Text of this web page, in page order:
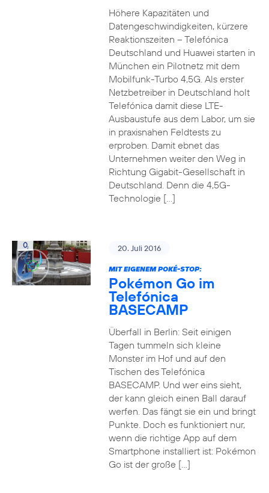
Höhere Kapazitäten und
Datengeschwindigkeiten, kürzere
Reaktionszeiten – Telefónica
Deutschland und Huawei starten in
München ein Pilotnetz mit dem
Mobilfunk-Turbo 4,5G. Als erster
Netzbetreiber in Deutschland holt
Telefónica damit diese LTE-
Ausbaustufe aus dem Labor, um sie
in praxisnahen Feldtests zu
erproben. Damit ebnet das
Unternehmen weiter den Weg in
Richtung Gigabit-Gesellschaft in
Deutschland. Denn die 4,5G-
Technologie […]
20. Juli 2016
MIT EIGENEM POKÉ-STOP:
Pokémon Go im
Telefónica
BASECAMP
Überfall in Berlin: Seit einigen
Tagen tummeln sich kleine
Monster im Hof und auf den
Tischen des Telefónica
BASECAMP. Und wer eins sieht,
der kann gleich einen Ball darauf
werfen. Das fängt sie ein und bringt
Punkte. Doch es funktioniert nur,
wenn die richtige App auf dem
Smartphone installiert ist: Pokémon
Go ist der große […]